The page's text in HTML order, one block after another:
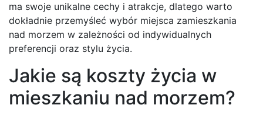
ma swoje unikalne cechy i atrakcje, dlatego warto
dokładnie przemyśleć wybór miejsca zamieszkania
nad morzem w zależności od indywidualnych
preferencji oraz stylu życia.
Jakie są koszty życia w
mieszkaniu nad morzem?